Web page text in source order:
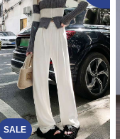
SALE